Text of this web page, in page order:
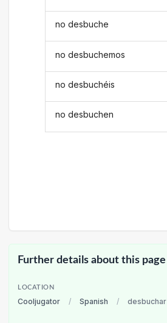
no desbuche
no desbuchemos
no desbuchéis
no desbuchen
Further details about this page
LOCATION
Cooljugator / Spanish / desbuchar